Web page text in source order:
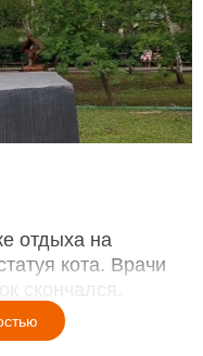
отдыха на
кота. Врачи
скончался.